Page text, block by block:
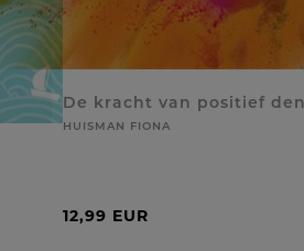
De kracht van positief
HUISMAN FIONA
12,99 EUR